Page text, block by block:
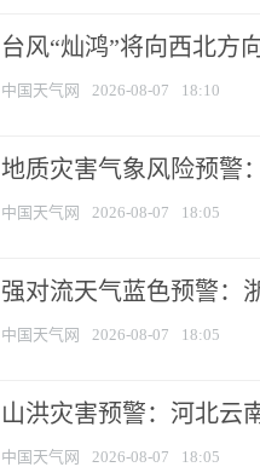
台风“灿鸿”将向西北方
中国天气网 2026-08-07 18:10
地质灾害气象风险预警
中国天气网 2026-08-07 18:05
强对流天气蓝色预警：
中国天气网 2026-08-07 18:05
山洪灾害预警：河北云
中国天气网 2026-08-07 18:05